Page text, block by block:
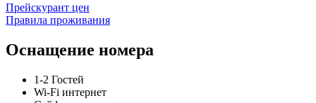
Прейскурант цен
Правила проживания
Оснащение номера
1-2 Гостей
Wi-Fi интернет